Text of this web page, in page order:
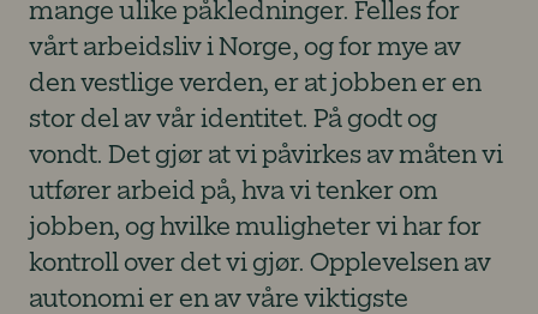
mange ulike påkledninger. Felles for
vårt arbeidsliv i Norge, og for mye av
den vestlige verden, er at jobben er en
stor del av vår identitet. På godt og
vondt. Det gjør at vi påvirkes av måten vi
utfører arbeid på, hva vi tenker om
jobben, og hvilke muligheter vi har for
kontroll over det vi gjør. Opplevelsen av
autonomi er en av våre viktigste